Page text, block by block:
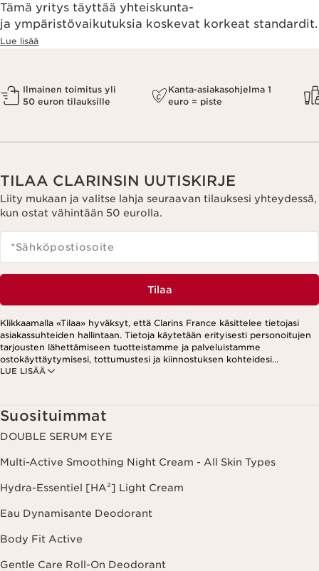
Tämä yritys täyttää yhteiskunta-
ja ympäristövaikutuksia koskevat korkeat standardit.
Lue lisää
Ilmainen toimitus yli
50 euron tilauksille
Kanta-asiakasohjelma 1
euro = piste
TILAA CLARINSIN UUTISKIRJE
Liity mukaan ja valitse lahja seuraavan tilauksesi yhteydessä,
kun ostat vähintään 50 eurolla.
*Sähköpostiosoite
Tilaa
LUE LISÄÄ
Klikkaamalla «Tilaa» hyväksyt, että Clarins France käsittelee tietojasi
asiakassuhteiden hallintaan. Tietoja käytetään erityisesti personoitujen
tarjousten lähettämiseen tuotteistamme ja palveluistamme
ostokäyttäytymisesi, tottumustesi ja kiinnostuksen kohteidesi
perusteella. Tarjouksia voidaan esittää myös sosiaalisessa mediassa ja
klikkaamalla uutiskirjeen jokaisessa viestissä olevaa peruutuslinkkiä.
Lisätietoa tietojesi käsittelystä ja oikeuksistasi löydät
tietosuojakäytännöstämme.
Suosituimmat
DOUBLE SERUM EYE
Multi-Active Smoothing Night Cream - All Skin Types
Hydra-Essentiel [HA²] Light Cream
Eau Dynamisante Deodorant
Body Fit Active
Gentle Care Roll-On Deodorant